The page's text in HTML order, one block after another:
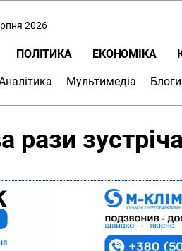
2026
ПОЛІТИКА ЕКОНОМІКА
Мультимедіа Блоги
рази